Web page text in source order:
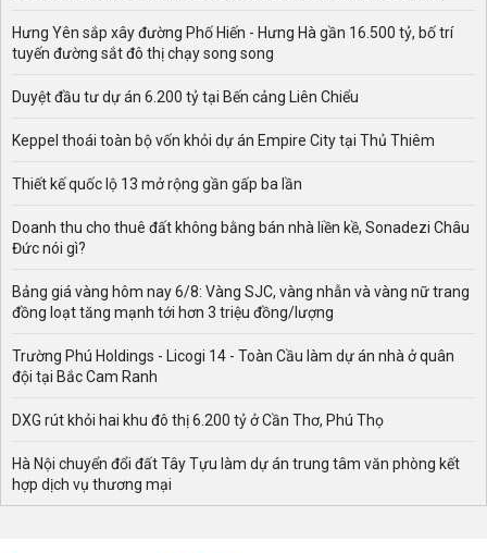
Hưng Yên sắp xây đường Phố Hiến - Hưng Hà gần 16.500 tỷ, bố trí
tuyến đường sắt đô thị chạy song song
Duyệt đầu tư dự án 6.200 tỷ tại Bến cảng Liên Chiểu
Keppel thoái toàn bộ vốn khỏi dự án Empire City tại Thủ Thiêm
Thiết kế quốc lộ 13 mở rộng gần gấp ba lần
Doanh thu cho thuê đất không bằng bán nhà liền kề, Sonadezi Châu
Đức nói gì?
Bảng giá vàng hôm nay 6/8: Vàng SJC, vàng nhẫn và vàng nữ trang
đồng loạt tăng mạnh tới hơn 3 triệu đồng/lượng
Trường Phú Holdings - Licogi 14 - Toàn Cầu làm dự án nhà ở quân
đội tại Bắc Cam Ranh
DXG rút khỏi hai khu đô thị 6.200 tỷ ở Cần Thơ, Phú Thọ
Hà Nội chuyển đổi đất Tây Tựu làm dự án trung tâm văn phòng kết
hợp dịch vụ thương mại